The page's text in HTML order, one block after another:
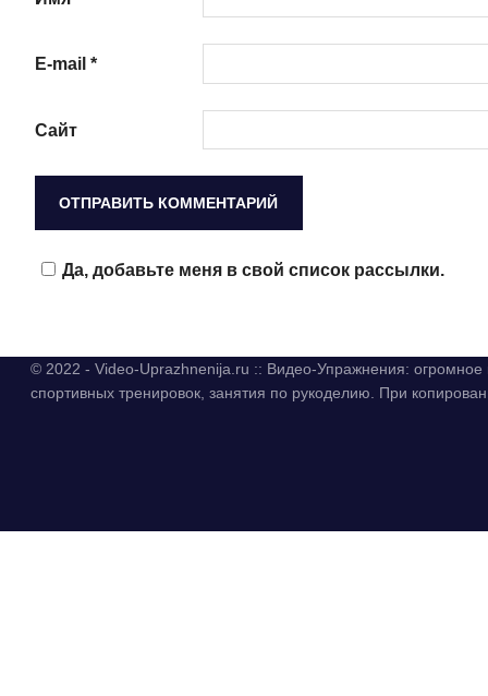
E-mail *
Сайт
Да, добавьте меня в свой список рассылки.
© 2022 - Video-Uprazhnenija.ru :: Видео-Упражнения:
спортивных тренировок, занятия по рукоделию. При